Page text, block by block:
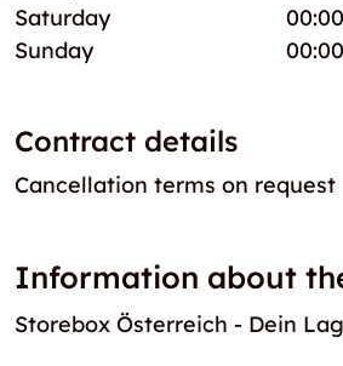
Saturday
Sunday
Contract details
Cancellation terms on request
Information about
Storebox Österreich - Dein